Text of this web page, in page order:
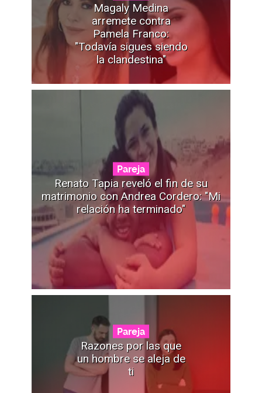
Magaly Medina
arremete contra
Pamela Franco:
"Todavía sigues siendo
la clandestina"
Pareja
Renato Tapia reveló el fin de su
matrimonio con Andrea Cordero: "Mi
relación ha terminado"
Pareja
Razones por las que
un hombre se aleja de
ti